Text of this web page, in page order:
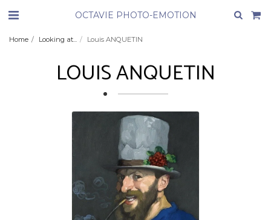
OCTAVIE PHOTO-EMOTION
Home Looking at... Louis ANQUETIN
LOUIS ANQUETIN